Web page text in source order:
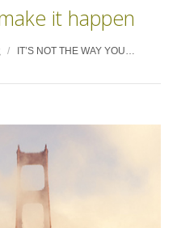
it happen
IT’S NOT THE WAY YOU…